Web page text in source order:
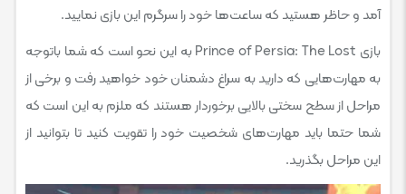
آمد و حاظر هستید که ساعت‌ها خود را سرگرم این بازی نمایید.
بازی Prince of Persia: The Lost به این نحو است که شما باتوجه
به مهارت‌هایی که دارید به سراغ دشمنان خود خواهید رفت و برخی از
مراحل از سطح سختی بالایی برخوردار هستند که ملزم به این است که
شما حتما باید مهارت‌های شخصیت خود را تقویت کنید تا بتوانید از
این مراحل بگذرید.